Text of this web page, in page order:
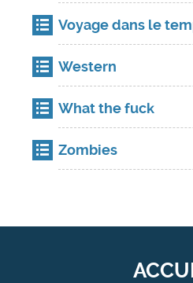
Voyage dans le
Western
What the fuck
Zombies